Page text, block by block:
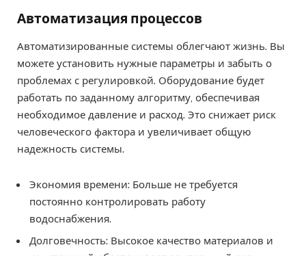
Автоматизация процессов
Автоматизированные системы облегчают жизнь. Вы
можете установить нужные параметры и забыть о
проблемах с регулировкой. Оборудование будет
работать по заданному алгоритму, обеспечивая
необходимое давление и расход. Это снижает риск
человеческого фактора и увеличивает общую
надежность системы.
Экономия времени: Больше не требуется
постоянно контролировать работу
водоснабжения.
Долговечность: Высокое качество материалов и